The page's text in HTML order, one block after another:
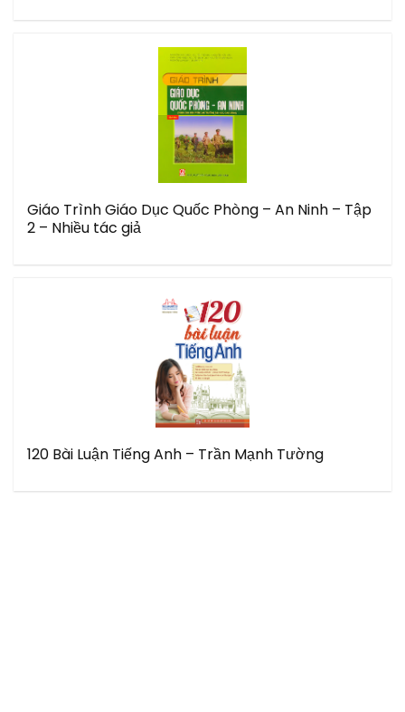
Giáo Trình Giáo Dục Quốc Phòng – An Ninh – Tập
2 – Nhiều tác giả
120 Bài Luận Tiếng Anh – Trần Mạnh Tường